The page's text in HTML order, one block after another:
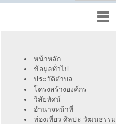
หน้าหลัก
ข้อมูลทั่วไป
ประวัติตำบล
โครงสร้างองค์กร
วิสัยทัศน์
อำนาจหน้าที่
ท่องเที่ยว ศิลปะ วัฒนธรรม